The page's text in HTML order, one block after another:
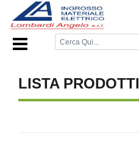
Home Page/PEDROLLO/
LISTA PRODOTTI